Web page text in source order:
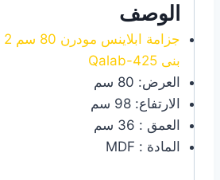
الوصف
بنى Qalab-425
العرض: 80 سم
الارتفاع: 98 سم
العمق : 36 سم
المادة : MDF